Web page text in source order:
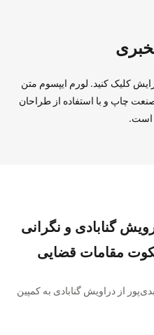
کلیک کنید. لورم ایپسوم متن
چاپ و با استفاده از طراحان
است.
گنابادی و نگرانی
مقامات قضایی
از دراویش گنابادی به کمپین